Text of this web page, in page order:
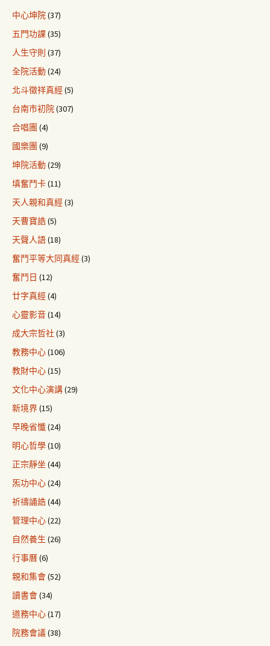
中心坤院(37)
五門功課(35)
人生守則 (37)
全院活動(24)
北斗徵祥真經(5)
台南市初院(307)
合唱團 (4)
國樂團 (9)
坤院活動(29)
填奮鬥卡(11)
天人親和真經(3)
天曹寶誥(5)
天聲人語(18)
奮鬥平等大同真經(3)
奮鬥日 (12)
廿字真經(4)
心靈影音(14)
成大宗哲社(3)
教務中心(106)
教財中心(15)
文化中心演講(29)
新境界(15)
早晚省懺(24)
明心哲學(10)
正宗靜坐 (44)
炁功中心(24)
祈禱誦誥(44)
管理中心(22)
自然養生 (26)
行事曆(6)
親和集會(52)
讀書會(34)
道務中心(17)
院務會議(38)